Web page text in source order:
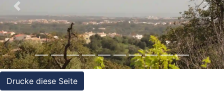
Referenzen
Immobilien
und
Steuerrecht
Previous Next
Drucke diese Seite